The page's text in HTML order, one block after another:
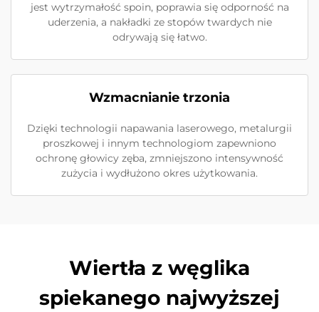
jest wytrzymałość spoin, poprawia się odporność na
uderzenia, a nakładki ze stopów twardych nie
odrywają się łatwo.
Wzmacnianie trzonia
Dzięki technologii napawania laserowego, metalurgii
proszkowej i innym technologiom zapewniono
ochronę głowicy zęba, zmniejszono intensywność
zużycia i wydłużono okres użytkowania.
Wiertła z węglika
spiekanego najwyższej